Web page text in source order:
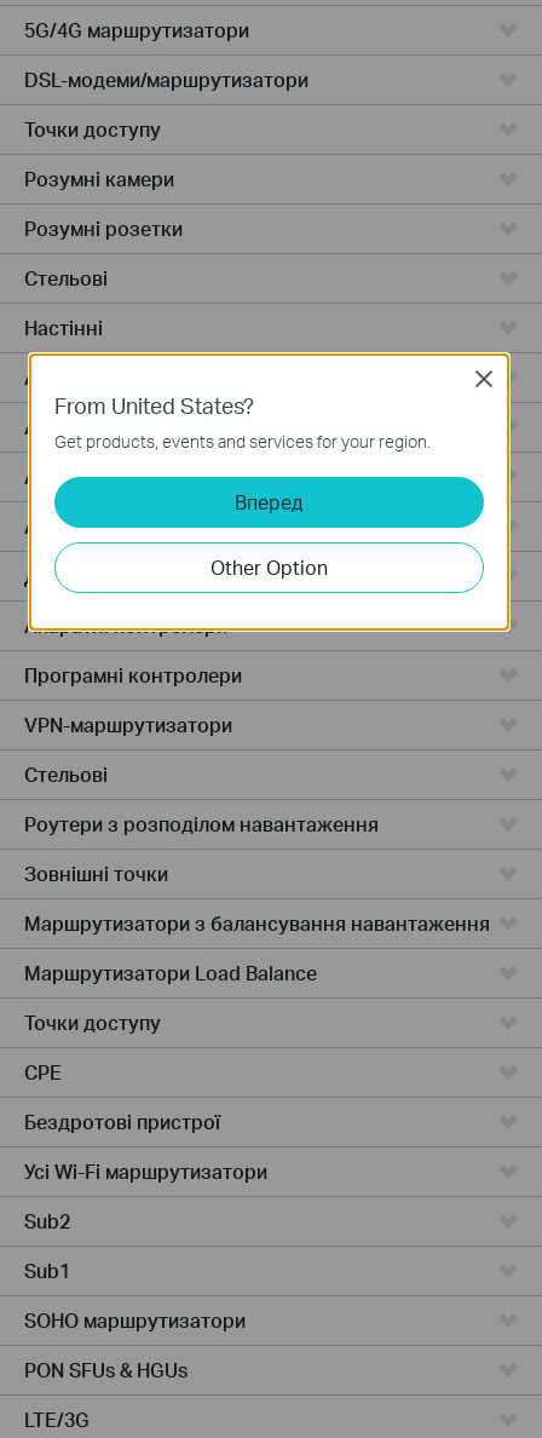
5G/4G маршрутизатори
DSL-модеми/маршрутизатори
Точки доступу
Розумні камери
Розумні розетки
Стельові
Настінні
Access Plus
Access
Access Pro
Aggregation
Дротові маршрутизатори
Апаратні контролери
Програмні контролери
VPN-маршрутизатори
Стельові
Роутери з розподілом навантаження
Зовнішні точки
Маршрутизатори з балансування навантаження
Маршрутизатори Load Balance
Точки доступу
CPE
Бездротові пристрої
Усі Wi-Fi маршрутизатори
Sub2
Sub1
SOHO маршрутизатори
PON SFUs & HGUs
LTE/3G
From United States?
Get products, events and services for your region.
Вперед
Other Option
Close